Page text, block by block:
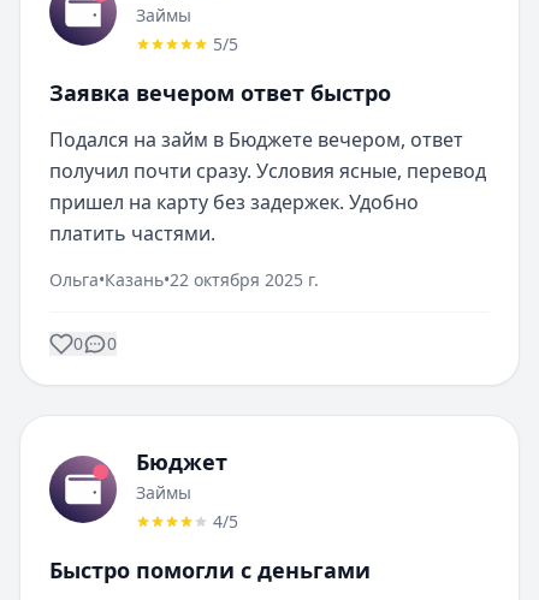
Займы
5/5
Заявка вечером ответ быстро
Подался на займ в Бюджете вечером, ответ
получил почти сразу. Условия ясные, перевод
пришел на карту без задержек. Удобно
платить частями.
Ольга•Казань•22 октября 2025 г.
0 0
Бюджет
Займы
4/5
Быстро помогли с деньгами